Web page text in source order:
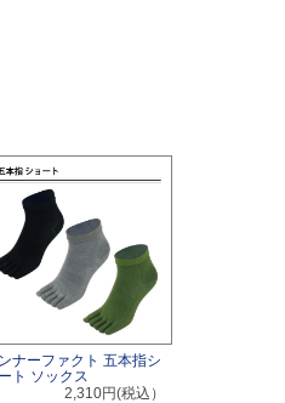
ナーファクト 五本指シ
ト ソックス
2,310円(税込）